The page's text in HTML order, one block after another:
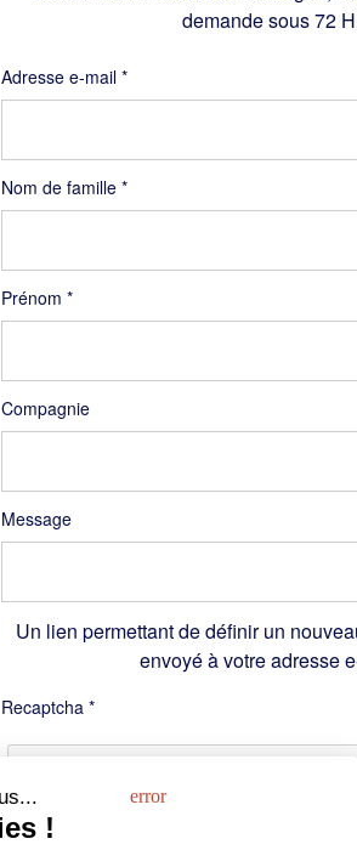
Nom de famille *
Prénom *
Compagnie
Message
demande sous 72
Adresse e-mail *Obligatoire
Un lien permettant de définir un
envoyé à votre adresse
Recaptcha *